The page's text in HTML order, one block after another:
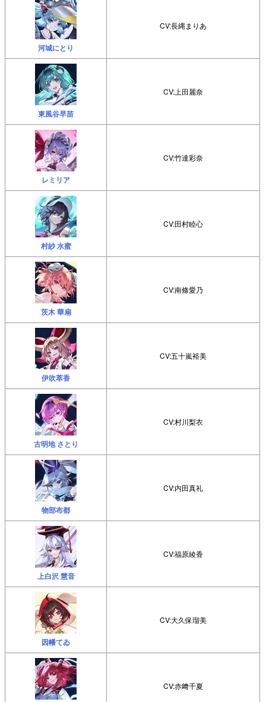
河城にとり
CV:長縄まりあ
東風谷早苗
CV:上田麗奈
レミリア
CV:竹達彩奈
村紗 水蜜
CV:田村睦心
茨木 華扇
CV:南條愛乃
伊吹萃香
CV:五十嵐裕美
古明地 さとり
CV:村川梨衣
物部布都
CV:内田真礼
上白沢 慧音
CV:福原綾香
因幡てゐ
CV:大久保瑠美
CV:赤﨑千夏